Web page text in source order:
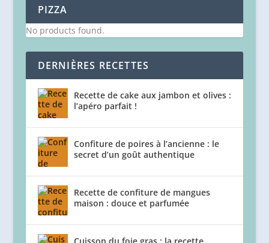
PIZZA
No products found.
DERNIÈRES RECETTES
Recette de cake aux jambon et olives :
l’apéro parfait !
Confiture de poires à l’ancienne : le
secret d’un goût authentique
Recette de confiture de mangues
maison : douce et parfumée